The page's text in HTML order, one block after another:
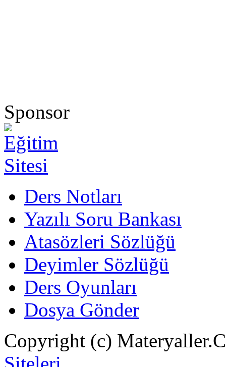
Sponsor
Ders Notları
Yazılı Soru Bankası
Atasözleri Sözlüğü
Deyimler Sözlüğü
Ders Oyunları
Dosya Gönder
Copyright (c)